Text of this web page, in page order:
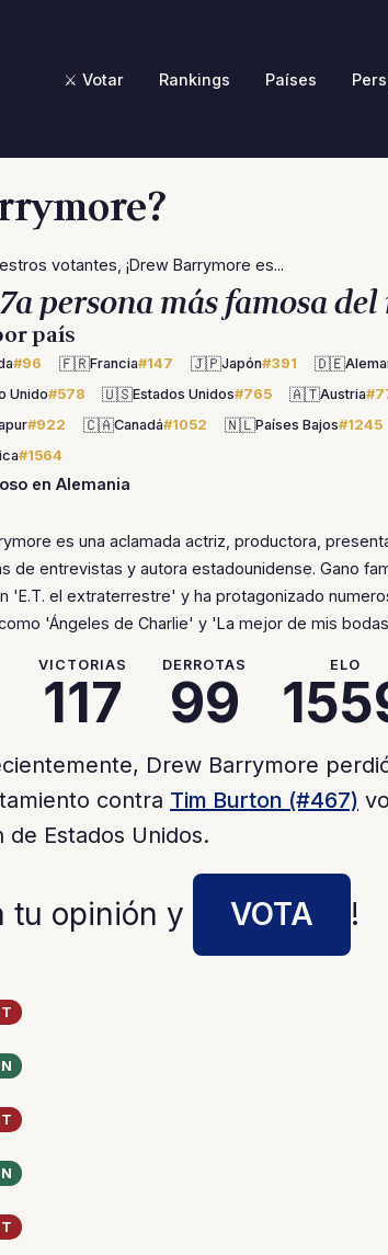
⚔️ Votar Rankings Países
votantes, ¡Drew Barrymore es...
persona más famosa
país
#96 🇫🇷Francia#147 🇯🇵Japón#391 🇩🇪
Unido#578 🇺🇸Estados Unidos#765 🇦🇹Austria
#922 🇨🇦Canadá#1052 🇳🇱Países Bajos#1245
#1564
en Alemania
es una aclamada actriz, productora,
de entrevistas y autora estadounidense. Gano
'E.T. el extraterrestre' y ha protagonizado
'Ángeles de Charlie' y 'La mejor de mis
VICTORIAS
117
DERROTAS
99
ELO
Drew Barrymore
contra Tim Burton (#467)
de Estados Unidos.
tu opinión y VOTA !